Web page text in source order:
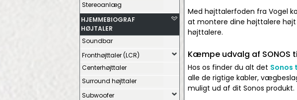
Stereoanlæg
HJEMMEBIOGRAF
HØJTALER
Soundbar
Fronthøjttaler (LCR)
Centerhøjttaler
Surround højttaler
Subwoofer
Med højttalerfoden fra Vogel
at montere dine højttalere
højttalere.
Kæmpe udvalg af
Hos os finder du alt det Sonos
alle de rigtige kabler,
muligt ud af dit Sonos produkt.